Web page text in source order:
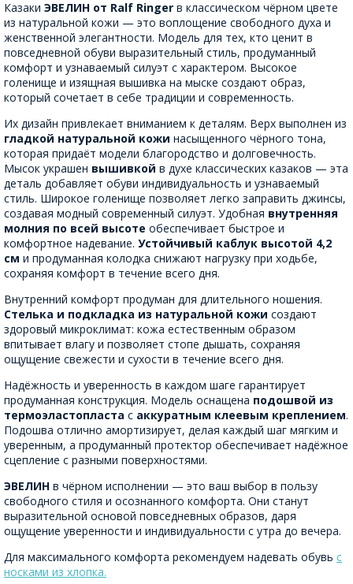
Казаки ЭВЕЛИН от Ralf Ringer в классическом чёрном цвете
из натуральной кожи — это воплощение свободного духа и
женственной элегантности. Модель для тех, кто ценит в
повседневной обуви выразительный стиль, продуманный
комфорт и узнаваемый силуэт с характером. Высокое
голенище и изящная вышивка на мыске создают образ,
который сочетает в себе традиции и современность.
Их дизайн привлекает вниманием к деталям. Верх выполнен из
гладкой натуральной кожи насыщенного чёрного тона,
которая придаёт модели благородство и долговечность.
Мысок украшен вышивкой в духе классических казаков — эта
деталь добавляет обуви индивидуальность и узнаваемый
стиль. Широкое голенище позволяет легко заправить джинсы,
создавая модный современный силуэт. Удобная внутренняя
молния по всей высоте обеспечивает быстрое и
комфортное надевание. Устойчивый каблук высотой 4,2
см и продуманная колодка снижают нагрузку при ходьбе,
сохраняя комфорт в течение всего дня.
Внутренний комфорт продуман для длительного ношения.
Стелька и подкладка из натуральной кожи создают
здоровый микроклимат: кожа естественным образом
впитывает влагу и позволяет стопе дышать, сохраняя
ощущение свежести и сухости в течение всего дня.
Надёжность и уверенность в каждом шаге гарантирует
продуманная конструкция. Модель оснащена подошвой из
термоэластопласта с аккуратным клеевым креплением.
Подошва отлично амортизирует, делая каждый шаг мягким и
уверенным, а продуманный протектор обеспечивает надёжное
сцепление с разными поверхностями.
ЭВЕЛИН в чёрном исполнении — это ваш выбор в пользу
свободного стиля и осознанного комфорта. Они станут
выразительной основой повседневных образов, даря
ощущение уверенности и индивидуальности с утра до вечера.
Для максимального комфорта рекомендуем надевать обувь с
носками из хлопка.